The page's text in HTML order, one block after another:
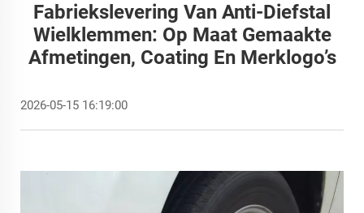
Fabriekslevering Van Anti-Diefstal
Wielklemmen: Op Maat Gemaakte
Afmetingen, Coating En Merklogo’s
2026-05-15 16:19:00